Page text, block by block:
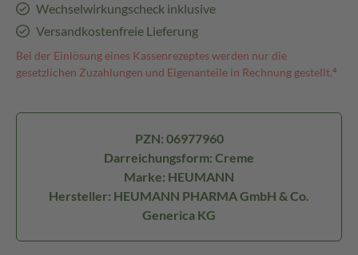
Wechselwirkungscheck inklusive
Versandkostenfreie Lieferung
Bei der Einlösung eines Kassenrezeptes werden nur die
gesetzlichen Zuzahlungen und Eigenanteile in Rechnung gestellt.⁴
PZN: 06977960
Darreichungsform: Creme
Marke: HEUMANN
Hersteller: HEUMANN PHARMA GmbH & Co.
Generica KG